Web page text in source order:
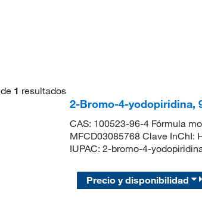
de 1 resultados
2-Bromo-4-yodopiridina,
CAS: 100523-96-4 Fórmula
MFCD03085768 Clave InChI:
IUPAC: 2-bromo-4-
Precio y disponibilidad